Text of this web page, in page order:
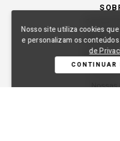
Nosso site utiliza cookies
e personalizam os
de
CONTINUAR
Revender
Trabalhe
Nossas